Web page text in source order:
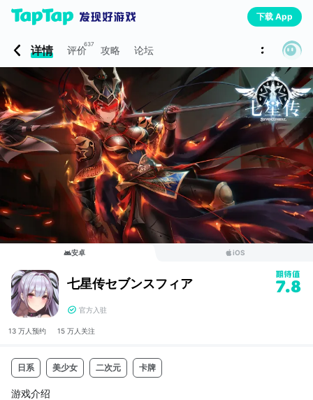
下载 App
详情 评价637 攻略 论坛
安卓 iOS
七星传セブンスフィア 7.8
官方入驻
13 万人 预约 15 万人 关注
日系 美少女 二次元 卡牌
游戏介绍